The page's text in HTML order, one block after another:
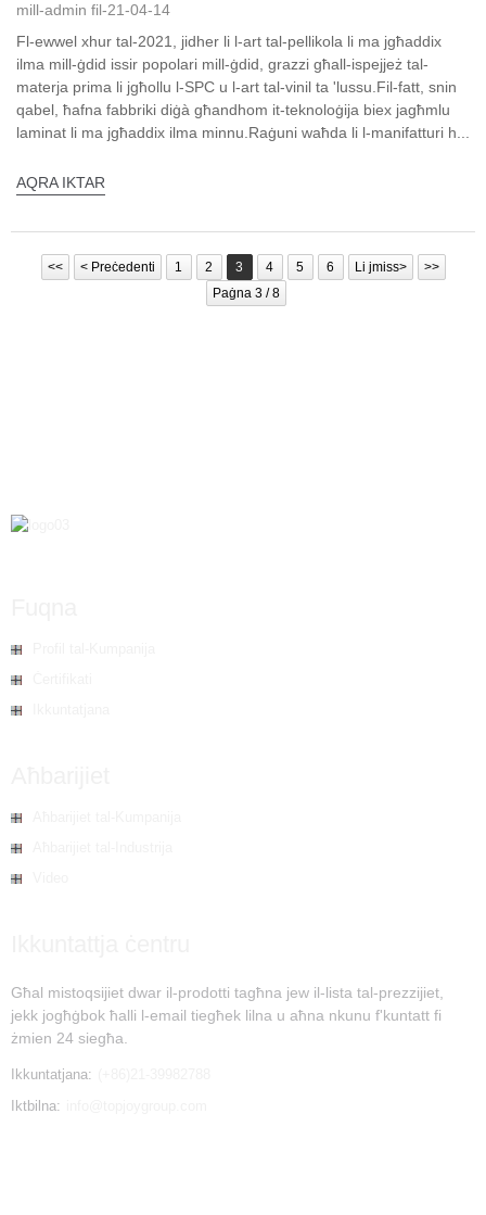
mill-admin fil-21-04-14
Fl-ewwel xhur tal-2021, jidher li l-art tal-pellikola li ma jgħaddix
ilma mill-ġdid issir popolari mill-ġdid, grazzi għall-ispejjeż tal-
materja prima li jgħollu l-SPC u l-art tal-vinil ta 'lussu.Fil-fatt, snin
qabel, ħafna fabbriki diġà għandhom it-teknoloġija biex jagħmlu
laminat li ma jgħaddix ilma minnu.Raġuni waħda li l-manifatturi h...
AQRA IKTAR
<< < Preċedenti 1 2 3 4 5 6 Li jmiss>
>>
Paġna 3 / 8
Għal mistoqsijiet dwar il-prodotti tagħna jew il-lista tal-prezzijiet,
jekk jogħġbok ħalli l-email tiegħek lilna u aħna nkunu f'kuntatt fi
żmien 24 siegħa.
Ikkuntatjana:
Iktbilna: